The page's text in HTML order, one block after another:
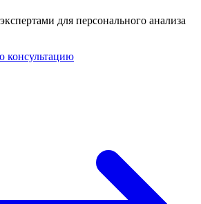
для персонального анализа
консультацию